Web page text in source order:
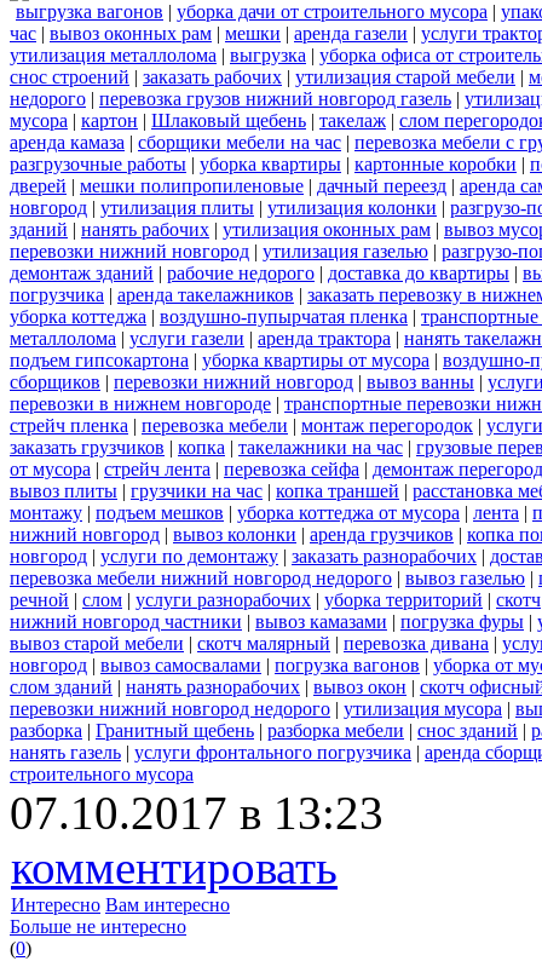
выгрузка вагонов | уборка дачи от строительного мусора |
час | вывоз оконных рам | мешки | аренда газели | услуги
утилизация металлолома | выгрузка | уборка офиса от
снос строений | заказать рабочих | утилизация старой мебели |
недорого | перевозка грузов нижний новгород газель |
мусора | картон | Шлаковый щебень | такелаж | слом
аренда камаза | сборщики мебели на час | перевозка мебели с
разгрузочные работы | уборка квартиры | картонные коробки |
дверей | мешки полипропиленовые | дачный переезд | аренда
новгород | утилизация плиты | утилизация колонки | разгрузо-
зданий | нанять рабочих | утилизация оконных рам | вывоз
перевозки нижний новгород | утилизация газелью | разгрузо-
демонтаж зданий | рабочие недорого | доставка до квартиры |
погрузчика | аренда такелажников | заказать перевозку в
уборка коттеджа | воздушно-пупырчатая пленка | транспортные
металлолома | услуги газели | аренда трактора | нанять
подъем гипсокартона | уборка квартиры от мусора | воздушно-
сборщиков | перевозки нижний новгород | вывоз ванны |
перевозки в нижнем новгороде | транспортные перевозки
стрейч пленка | перевозка мебели | монтаж перегородок |
заказать грузчиков | копка | такелажники на час | грузовые
от мусора | стрейч лента | перевозка сейфа | демонтаж
вывоз плиты | грузчики на час | копка траншей | расстановка
монтажу | подъем мешков | уборка коттеджа от мусора | лента |
нижний новгород | вывоз колонки | аренда грузчиков | копка
новгород | услуги по демонтажу | заказать разнорабочих |
перевозка мебели нижний новгород недорого | вывоз газелью |
речной | слом | услуги разнорабочих | уборка территорий | скотч
нижний новгород частники | вывоз камазами | погрузка фуры |
вывоз старой мебели | скотч малярный | перевозка дивана |
новгород | вывоз самосвалами | погрузка вагонов | уборка от
слом зданий | нанять разнорабочих | вывоз окон | скотч
перевозки нижний новгород недорого | утилизация мусора |
разборка | Гранитный щебень | разборка мебели | снос зданий |
нанять газель | услуги фронтального погрузчика | аренда
строительного мусора
07.10.2017 в 13:23
комментировать
Интересно Вам интересно
Больше не интересно
(0)